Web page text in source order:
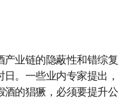
业链的隐蔽性和错综复
。一些业内专家提出，
酒的猖獗，必须要提升公